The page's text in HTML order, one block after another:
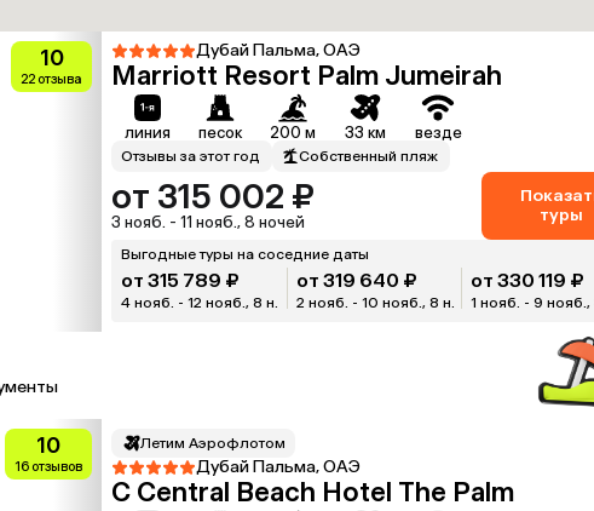
10
22 отзыва
Дубай Пальма, ОАЭ
Marriott Resort Palm Jumeirah
линия песок 200 м 33 км везде
Отзывы за этот год Собственный пляж
от 315 002 ₽
3 нояб. - 11 нояб., 8 ночей
туры
Выгодные туры на соседние даты
от 315 789 ₽
4 нояб. - 12 нояб., 8 н.
от 319 640 ₽
2 нояб. - 10 нояб., 8 н.
от 330 119 ₽
1 нояб. - 9 нояб.,
10
16 отзывов
Летим Аэрофлотом
Дубай Пальма, ОАЭ
C Central Beach Hotel The Palm